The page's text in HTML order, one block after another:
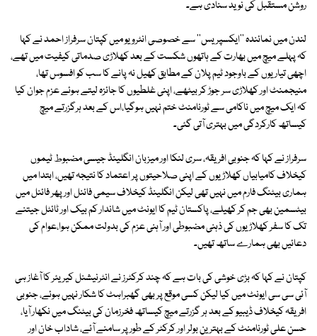
روشن مستقبل کی نوید سنادی ہے۔
لندن میں نمائندہ ''ایکسپریس'' سے خصوصی انٹرویو میں کپتان سرفراز احمد نے کہا
کہ پہلے میچ میں بھارت کے ہاتھوں شکست کے بعد کھلاڑی صدماتی کیفیت میں تھے،
اچھی تیاریوں کے باوجود ٹیم پلان کے مطابق کھیل نہ پانے کا سب کو افسوس تھا،
منیجمنٹ اور کھلاڑی سر جوڑ کر بیٹھے، اپنی غلطیوں کا جائزہ لیتے ہوئے عزم جوان کیا
کہ ایک میچ میں ناکامی سے ٹورنامنٹ ختم نہیں ہوگیا،اس کے بعد ہرگزرتے میچ
کیساتھ کارکردگی میں بہتری آتی گئی۔
سرفراز نے کہا کہ جنوبی افریقہ، سری لنکا اور میزبان انگلینڈ جیسی مضبوط ٹیموں
کیخلاف کامیابیاں کھلاڑیوں کے اپنی صلاحیتوں پر اعتماد کا نتیجہ تھیں، ابتدا میں
ہماری بیٹنگ فارم میں نہیں تھی لیکن انگلینڈ کیخلاف سیمی فائنل اور پھر فائنل میں
بیٹسمین بھی جم کر کھیلے، پاکستان ٹیم کا ایونٹ میں شاندار کم بیک اور ٹائٹل جیتنے
تک کا سفر کھلاڑیوں کی ذہنی مضبوطی اور آہنی عزم کی بدولت ممکن ہوا،عوام کی
دعائیں بھی ہمارے ساتھ تھیں۔
کپتان نے کہا کہ بڑی خوشی کی بات ہے کہ چند کرکٹرز نے انٹرنیشنل کیریئر کا آغاز ہی
آئی سی سی ایونٹ میں کیا لیکن کسی موقع پر بھی گھبراہٹ کا شکار نہیں ہوئے، جنوبی
افریقہ کیخلاف ڈیبیو کے بعد ہر گزرتے میچ کیساتھ فخرزمان کی بیٹنگ میں نکھار آیا،
حسن علی ٹورنامنٹ کے بہترین بولر اور کرکٹر کے طور پر سامنے آئے، شاداب خان اور